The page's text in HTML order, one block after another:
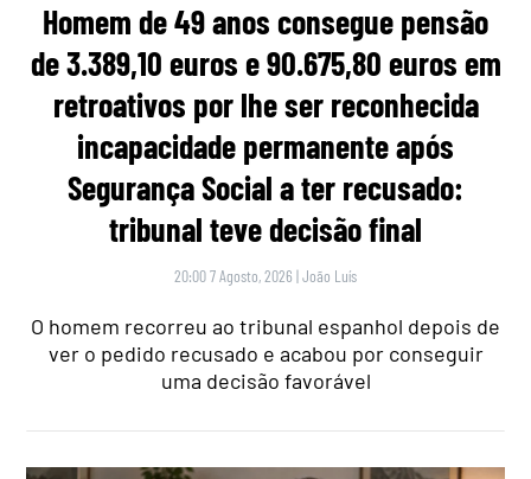
Homem de 49 anos consegue pensão
de 3.389,10 euros e 90.675,80 euros em
retroativos por lhe ser reconhecida
incapacidade permanente após
Segurança Social a ter recusado:
tribunal teve decisão final
20:00 7 Agosto, 2026 |João Luís
O homem recorreu ao tribunal espanhol depois de
ver o pedido recusado e acabou por conseguir
uma decisão favorável